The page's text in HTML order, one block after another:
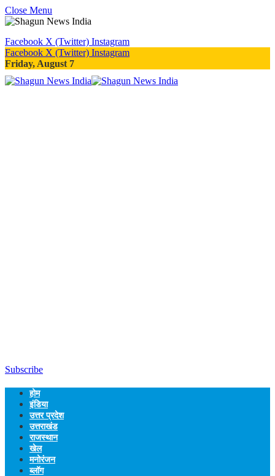
Close Menu
Facebook X (Twitter) Instagram
Facebook X (Twitter) Instagram
Friday, August 7
Subscribe
होम
इंडिया
उत्तर प्रदेश
उत्तराखंड
राजस्थान
खेल
मनोरंजन
ब्लॉग